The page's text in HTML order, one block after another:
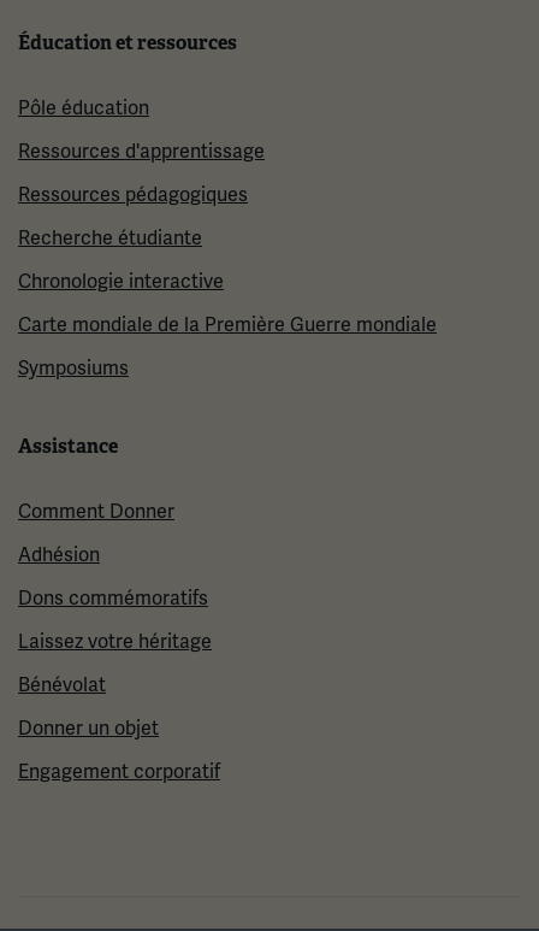
Éducation et ressources
Pôle éducation
Ressources d'apprentissage
Ressources pédagogiques
Recherche étudiante
Chronologie interactive
Carte mondiale de la Première Guerre mondiale
Symposiums
Assistance
Comment Donner
Adhésion
Dons commémoratifs
Laissez votre héritage
Bénévolat
Donner un objet
Engagement corporatif